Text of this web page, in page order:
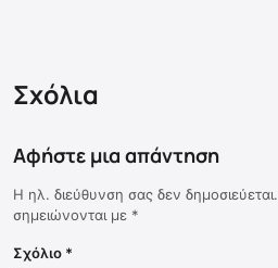
Σχόλια
Αφήστε μια απάντηση
Η ηλ. διεύθυνση σας δεν δημοσιεύεται.
σημειώνονται με *
Σχόλιο *